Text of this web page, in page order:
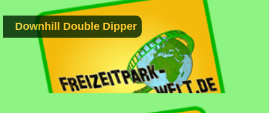
Downhill Double Dipper